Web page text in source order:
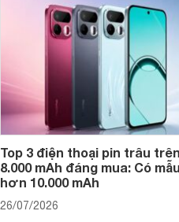
Top 3 điện thoại pin trâu trên
8.000 mAh đáng mua: Có
hơn 10.000 mAh
26/07/2026